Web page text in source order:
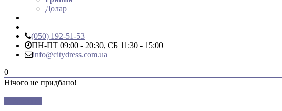
Долар
(050) 192-51-53
ПН-ПТ 09:00 - 20:30, СБ 11:30 - 15:00
info@citydress.com.ua
0
Нічого не придбано!